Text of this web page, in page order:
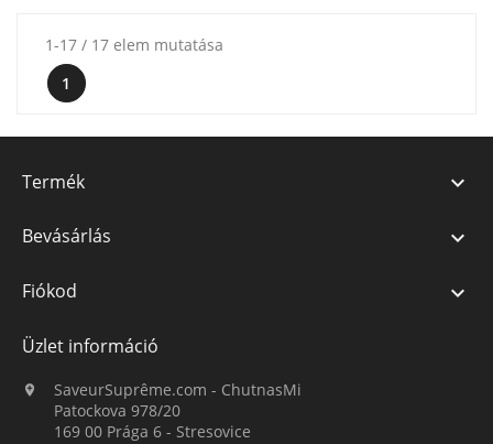
1-17 / 17 elem mutatása
1
Termék 
Bevásárlás 
Fiókod 
Üzlet információ

SaveurSuprême.com - ChutnasMi
Patockova 978/20
169 00 Prága 6 - Stresovice